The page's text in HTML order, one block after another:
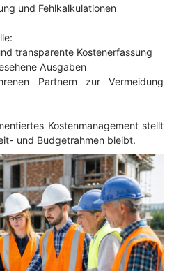
und Fehlkalkulationen
transparente Kostenerfassung
Ausgaben
Partnern zur Vermeidung
Kostenmanagement stellt
und Budgetrahmen bleibt.